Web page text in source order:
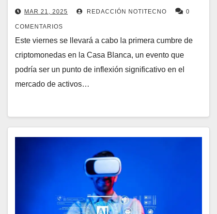
MAR 21, 2025 REDACCIÓN NOTITECNO 0
COMENTARIOS
Este viernes se llevará a cabo la primera cumbre de
criptomonedas en la Casa Blanca, un evento que
podría ser un punto de inflexión significativo en el
mercado de activos…